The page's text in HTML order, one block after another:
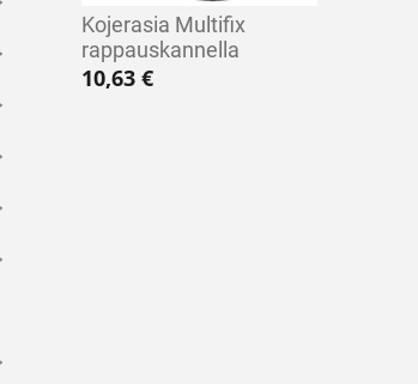
Kojerasia Multifix
rappauskannella
10,63 €